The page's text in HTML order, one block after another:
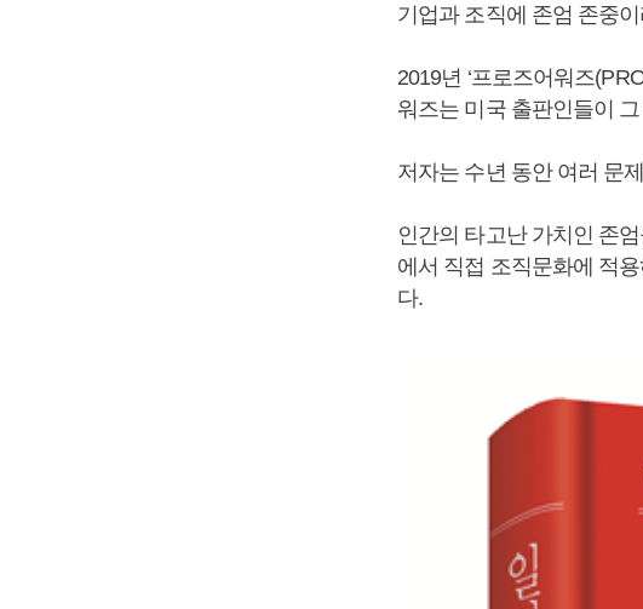
기업과 조직에 존엄 존중
2019년 ‘프로즈어워즈
워즈는 미국 출판인들이
저자는 수년 동안 여러 문
인간의 타고난 가치인 존
에서 직접 조직문화에 적
다.